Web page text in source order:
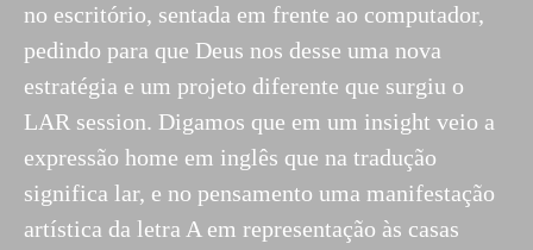
no escritório, sentada em frente ao computador,
pedindo para que Deus nos desse uma nova
estratégia e um projeto diferente que surgiu o
LAR session. Digamos que em um insight veio a
expressão home em inglês que na tradução
significa lar, e no pensamento uma manifestação
artística da letra A em representação às casas